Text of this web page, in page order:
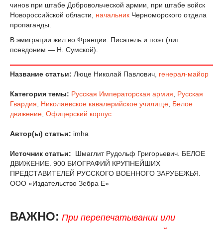
чинов при штабе Добровольческой армии, при штабе войск
Новороссийской области, начальник Черноморского отдела
пропаганды.
В эмиграции жил во Франции. Писатель и поэт (лит.
псевдоним — Н. Сумской).
Название статьи: Люце Николай Павлович, генерал-майор
Категория темы: Русская Императорская армия
Русская
Гвардия
Николаевское кавалерийское училище Белое
движение Офицерский корпус
Автор(ы) статьи: imha
Источник статьи:
Шмаглит Рудольф Григорьевич. БЕЛОЕ
ДВИЖЕНИЕ. 900 БИОГРАФИЙ КРУПНЕЙШИХ
ПРЕДСТАВИТЕЛЕЙ РУССКОГО ВОЕННОГО ЗАРУБЕЖЬЯ.
ООО «Издательство Зебра Е»
ВАЖНО: При перепечатывании или